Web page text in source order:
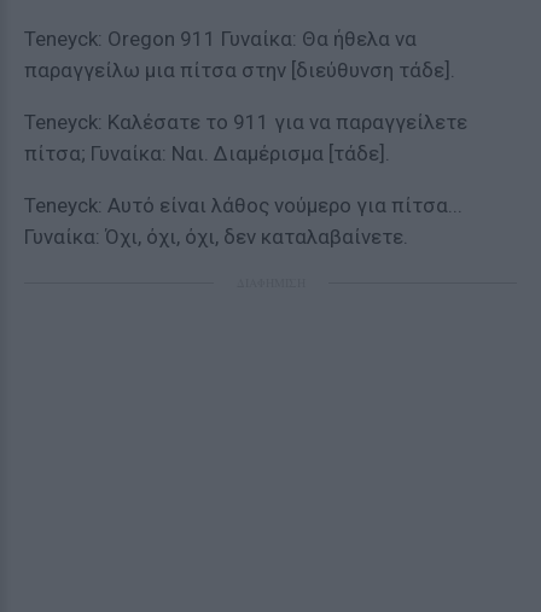
Teneyck: Oregon 911 Γυναίκα: Θα ήθελα να
παραγγείλω μια πίτσα στην [διεύθυνση τάδε].
Teneyck: Καλέσατε το 911 για να παραγγείλετε
πίτσα; Γυναίκα: Ναι. Διαμέρισμα [τάδε].
Teneyck: Αυτό είναι λάθος νούμερο για πίτσα...
Γυναίκα: Όχι, όχι, όχι, δεν καταλαβαίνετε.